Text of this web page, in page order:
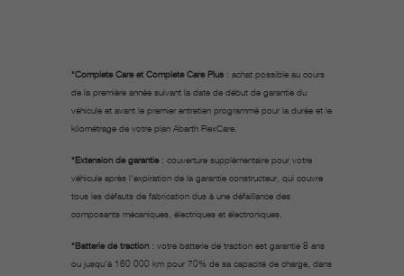
*Complete Care et Complete Care Plus : achat possible au cours
de la première année suivant la date de début de garantie du
véhicule et avant le premier entretien programmé pour la durée et le
kilométrage de votre plan Abarth FlexCare.
*Extension de garantie : couverture supplémentaire pour votre
véhicule après l'expiration de la garantie constructeur, qui couvre
tous les défauts de fabrication dus à une défaillance des
composants mécaniques, électriques et électroniques.
*Batterie de traction : votre batterie de traction est garantie 8 ans
ou jusqu'à 160 000 km pour 70% de sa capacité de charge, dans